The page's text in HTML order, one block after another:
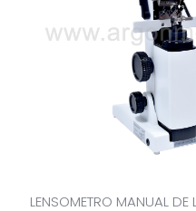
LENSOMETRO MANUAL DE